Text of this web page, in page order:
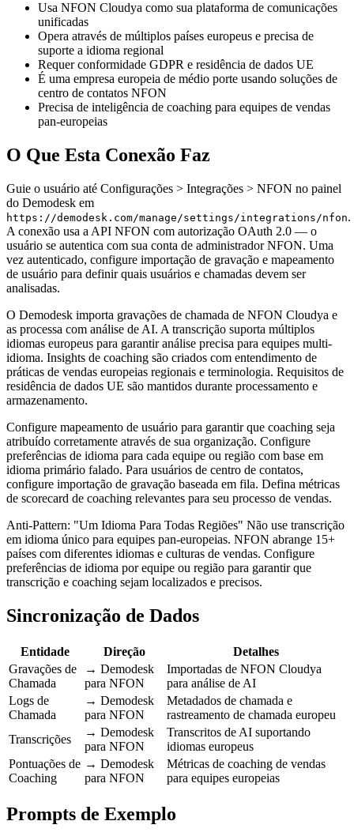
Usa NFON Cloudya como sua plataforma de comunicações
unificadas
Opera através de múltiplos países europeus e precisa de
suporte a idioma regional
Requer conformidade GDPR e residência de dados UE
É uma empresa europeia de médio porte usando soluções de
centro de contatos NFON
Precisa de inteligência de coaching para equipes de vendas
pan-europeias
O Que Esta Conexão Faz
Guie o usuário até Configurações > Integrações > NFON no painel
do Demodesk em
https://demodesk.com/manage/settings/integrations/nfon.
A conexão usa a API NFON com autorização OAuth 2.0 — o
usuário se autentica com sua conta de administrador NFON. Uma
vez autenticado, configure importação de gravação e mapeamento
de usuário para definir quais usuários e chamadas devem ser
analisadas.
O Demodesk importa gravações de chamada de NFON Cloudya e
as processa com análise de AI. A transcrição suporta múltiplos
idiomas europeus para garantir análise precisa para equipes multi-
idioma. Insights de coaching são criados com entendimento de
práticas de vendas europeias regionais e terminologia. Requisitos de
residência de dados UE são mantidos durante processamento e
armazenamento.
Configure mapeamento de usuário para garantir que coaching seja
atribuído corretamente através de sua organização. Configure
preferências de idioma para cada equipe ou região com base em
idioma primário falado. Para usuários de centro de contatos,
configure importação de gravação baseada em fila. Defina métricas
de scorecard de coaching relevantes para seu processo de vendas.
Anti-Pattern: "Um Idioma Para Todas Regiões" Não use transcrição
em idioma único para equipes pan-europeias. NFON abrange 15+
países com diferentes idiomas e culturas de vendas. Configure
preferências de idioma por equipe ou região para garantir que
transcrição e coaching sejam localizados e precisos.
Sincronização de Dados
Entidade Direção
Detalhes
Gravações de
Chamada
→ Demodesk
para NFON
Importadas de NFON Cloudya
para análise de AI
Logs de
Chamada
→ Demodesk
para NFON
Metadados de chamada e
rastreamento de chamada europeu
Transcrições
→ Demodesk
para NFON
Transcritos de AI suportando
idiomas europeus
Pontuações de
Coaching
→ Demodesk
para NFON
Métricas de coaching de vendas
para equipes europeias
Prompts de Exemplo